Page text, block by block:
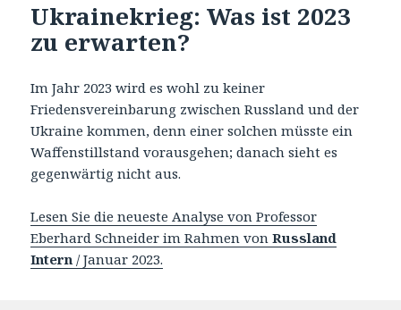
Ukrainekrieg: Was ist 2023
zu erwarten?
Im Jahr 2023 wird es wohl zu keiner
Friedensvereinbarung zwischen Russland und der
Ukraine kommen, denn einer solchen müsste ein
Waffenstillstand vorausgehen; danach sieht es
gegenwärtig nicht aus.
Lesen Sie die neueste Analyse von Professor
Eberhard Schneider im Rahmen vonRussland
Intern / Januar 2023.